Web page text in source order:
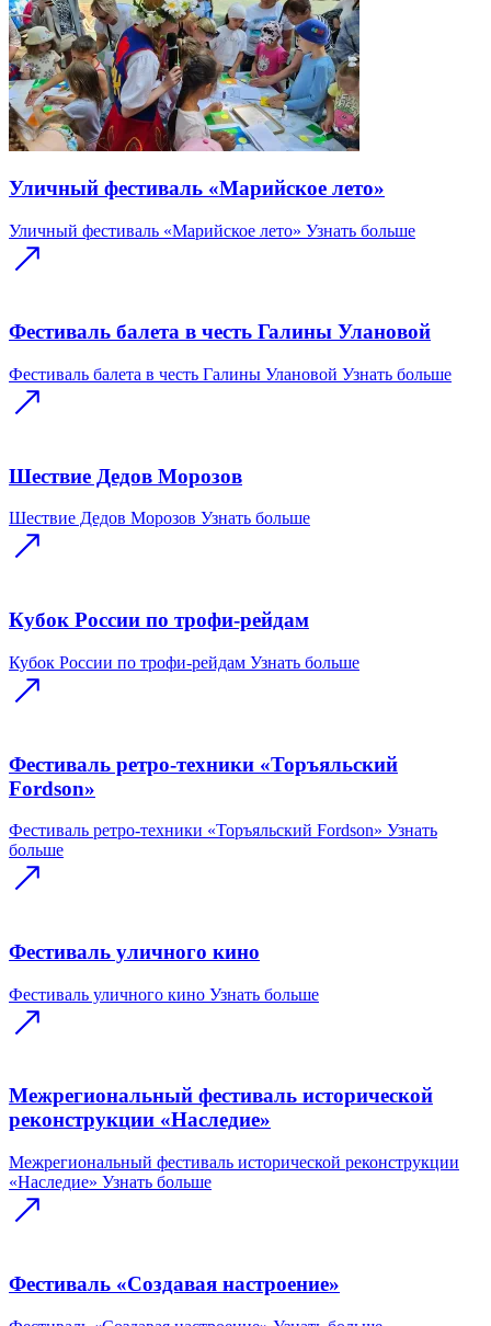
Уличный фестиваль «Марийское лето»
Уличный фестиваль «Марийское лето» Узнать больше
Фестиваль балета в честь Галины Улановой
Фестиваль балета в честь Галины Улановой Узнать больше
Шествие Дедов Морозов
Шествие Дедов Морозов Узнать больше
Кубок России по трофи-рейдам
Кубок России по трофи-рейдам Узнать больше
Фестиваль ретро-техники «Торъяльский
Fordson»
Фестиваль ретро-техники «Торъяльский Fordson» Узнать
больше
Фестиваль уличного кино
Фестиваль уличного кино Узнать больше
Межрегиональный фестиваль исторической
реконструкции «Наследие»
Межрегиональный фестиваль исторической реконструкции
«Наследие» Узнать больше
Фестиваль «Создавая настроение»